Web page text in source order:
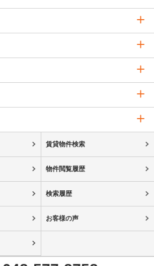
賃貸物件検索
物件閲覧履歴
検索履歴
お客様の声